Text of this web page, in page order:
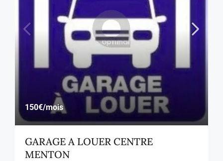
150€/mois
GARAGE A LOUER CENTRE
MENTON